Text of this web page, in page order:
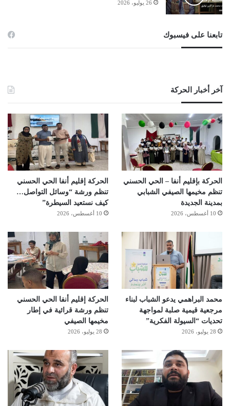
26 يوليو، 2026
تابعنا على فيسبوك
آخر أخبار الحركة
الحركة بإقليم أنفا – الحي الحسني
تنظم مخيمها الصيفي الشبابي
بمدينة الجديدة
10 أغسطس، 2026
الحركة إقليم أنفا الحي الحسني
تنظم ورشة “وسائل التواصل…
كيف نستعيد السيطرة”
10 أغسطس، 2026
محمد البراهمي يدعو الشباب لبناء
مرجعية قيمية صلبة لمواجهة
تحديات “السيولة الفكرية”
28 يوليو، 2026
الحركة إقليم أنفا الحي الحسني
تنظم ورشة قرائية في إطار
مخيمها الصيفي
28 يوليو، 2026